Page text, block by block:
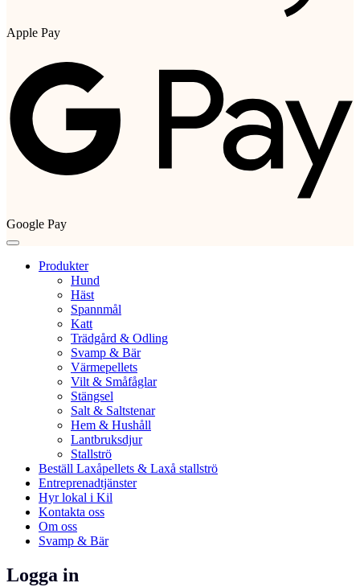
Apple Pay
Google Pay
Produkter
Hund
Häst
Spannmål
Katt
Trädgård & Odling
Svamp & Bär
Värmepellets
Vilt & Småfåglar
Stängsel
Salt & Saltstenar
Hem & Hushåll
Lantbruksdjur
Stallströ
Beställ Laxåpellets & Laxå stallströ
Entreprenadtjänster
Hyr lokal i Kil
Kontakta oss
Om oss
Svamp & Bär
Logga in